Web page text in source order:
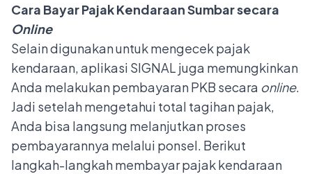
Cara Bayar Pajak Kendaraan Sumbar secara
Online
Selain digunakan untuk mengecek pajak
kendaraan,aplikasi SIGNAL juga memungkinkan
Anda melakukan pembayaran PKB secara online.
Jadi setelah mengetahui total tagihan pajak,
Anda bisa langsung melanjutkan proses
pembayarannya melalui ponsel. Berikut
langkah-langkah membayar pajak kendaraan